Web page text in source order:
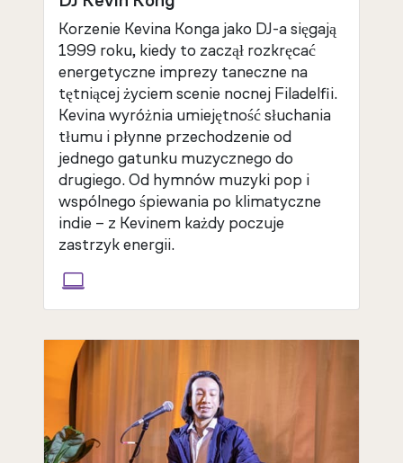
Korzenie Kevina Konga jako DJ-a sięgają
1999 roku, kiedy to zaczął rozkręcać
energetyczne imprezy taneczne na
tętniącej życiem scenie nocnej Filadelfii.
Kevina wyróżnia umiejętność słuchania
tłumu i płynne przechodzenie od
jednego gatunku muzycznego do
drugiego. Od hymnów muzyki pop i
wspólnego śpiewania po klimatyczne
indie – z Kevinem każdy poczuje
zastrzyk energii.